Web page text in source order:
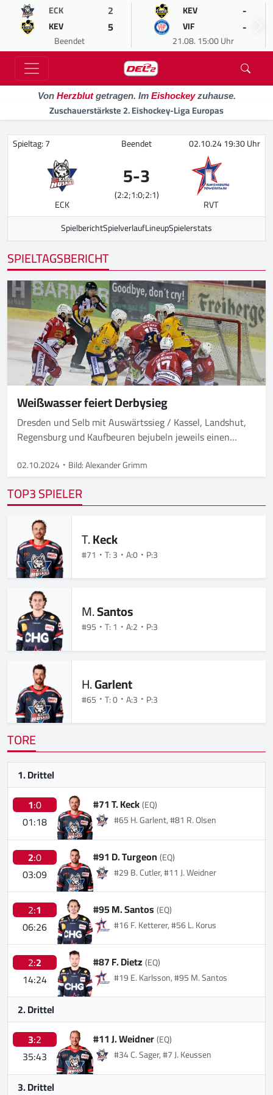
ECK 2
KEV 5
Beendet
KEV -
VIF -
21.08. 15:00 Uhr
Von Herzblutgetragen. Im Eishockeyzuhause.
Zuschauerstärkste 2. Eishockey-Liga Europas
Spieltag: 7 Beendet 02.10.24 19:30 Uhr
ECK
5-3
(2:2;1:0;2:1)
RVT
SpielberichtSpielverlaufLineupSpielerstats
SPIELTAGSBERICHT
Weißwasser feiert Derbysieg
Dresden und Selb mit Auswärtssieg / Kassel, Landshut,
Regensburg und Kaufbeuren bejubeln jeweils einen
02.10.2024 Bild: Alexander Grimm
TOP3 SPIELER
T.Keck
#71 T: 3 A:0 P:3
M.Santos
#95 T: 1 A:2 P:3
H.Garlent
#65 T: 0 A:3 P:3
TORE
1. Drittel
1:0
01:18
#71 T. Keck(EQ)
#65 H. Garlent, #81 R. Olsen
2:0
03:09
#91 D. Turgeon(EQ)
#29 B. Cutler, #11 J. Weidner
2:1
06:26
#95 M. Santos(EQ)
#16 F. Ketterer, #56 L. Korus
2:2
14:24
#87 F. Dietz(EQ)
#19 E. Karlsson, #95 M. Santos
2. Drittel
3:2
35:43
#11 J. Weidner(EQ)
#34 C. Sager, #7 J. Keussen
3. Drittel